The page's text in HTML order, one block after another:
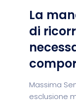
La
di
Massima
esclusione